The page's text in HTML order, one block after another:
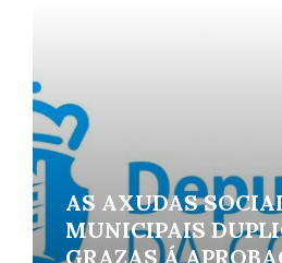
AS AXUDAS
MUNICIPAIS
GRAZAS Á